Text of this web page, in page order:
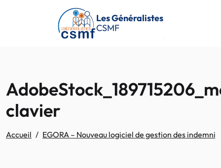
Passer au contenu principal
Les Généralistes
CSMF
clavier
Accueil EGORA – Nouveau logiciel de gestion des